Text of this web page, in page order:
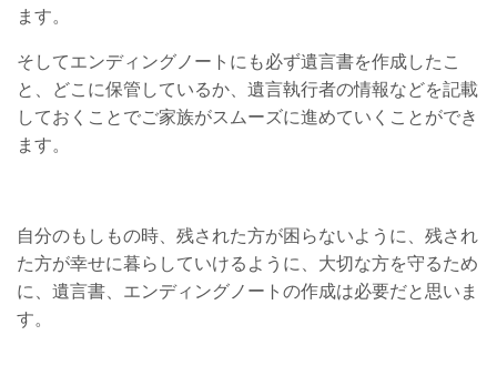
ます。
そしてエンディングノートにも必ず遺言書を作成したこ
と、どこに保管しているか、遺言執行者の情報などを記載
しておくことでご家族がスムーズに進めていくことができ
ます。
自分のもしもの時、残された方が困らないように、残され
た方が幸せに暮らしていけるように、大切な方を守るため
に、遺言書、エンディングノートの作成は必要だと思いま
す。